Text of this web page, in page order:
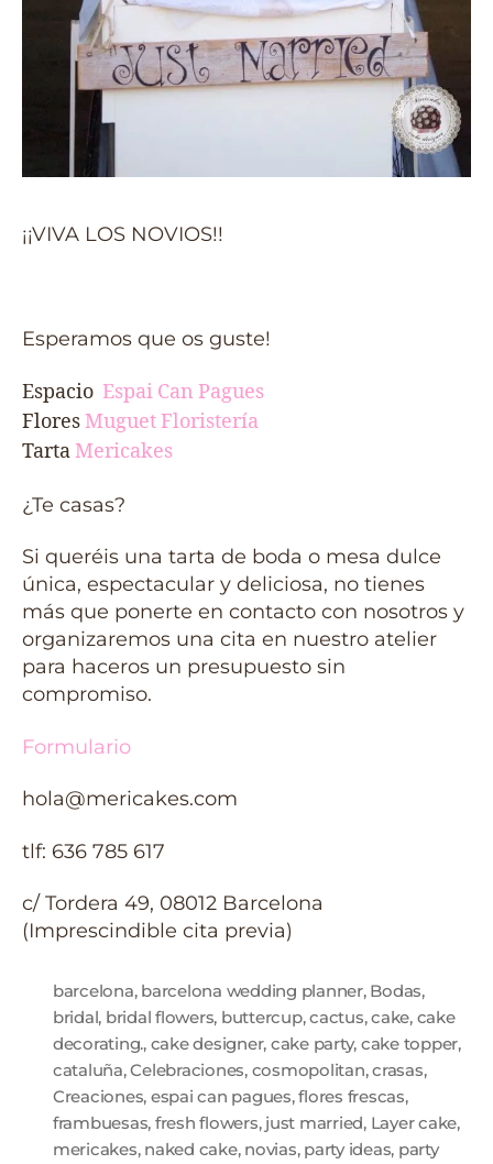
¡¡VIVA LOS NOVIOS!!
Esperamos que os guste!
Espacio Espai Can Pagues
FloresMuguet Floristería
TartaMericakes
¿Te casas?
Si queréis una tarta de boda o mesa dulce
única, espectacular y deliciosa, no tienes
más que ponerte en contacto con nosotros y
organizaremos una cita en nuestro atelier
para haceros un presupuesto sin
compromiso.
Formulario
hola@mericakes.com
tlf: 636 785 617
c/ Tordera 49, 08012 Barcelona
(Imprescindible cita previa)
barcelona, barcelona wedding planner, Bodas,
bridal, bridal flowers, buttercup,cactus,cake, cake
decorating., cake designer, cake party, cake topper,
cataluña,Celebraciones, cosmopolitan,crasas,
Creaciones, espai can pagues,flores frescas,
frambuesas, fresh flowers, just married, Layer cake,
mericakes, naked cake, novias, party ideas, party